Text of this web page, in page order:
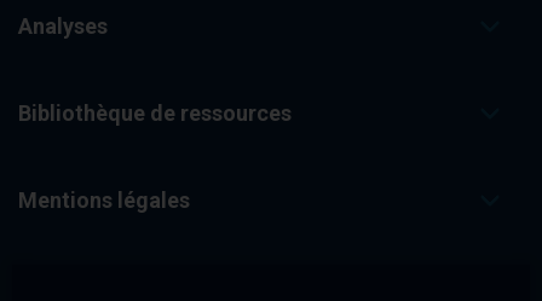
Analyses
Bibliothèque de ressources
Mentions légales